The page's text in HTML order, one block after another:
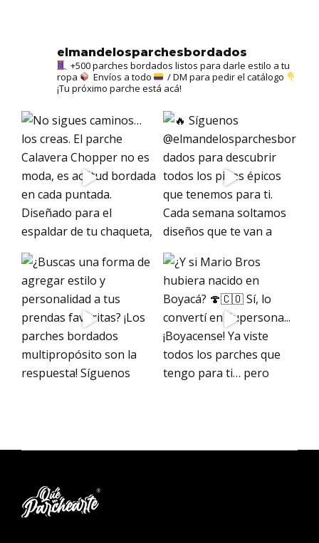
elmandelosparchesbordados
+500 parches bordados listos para darle estilo a tu
ropa
Envíos a todo
/ DM para pedir el catálogo
¡Tu próximo parche está acá!